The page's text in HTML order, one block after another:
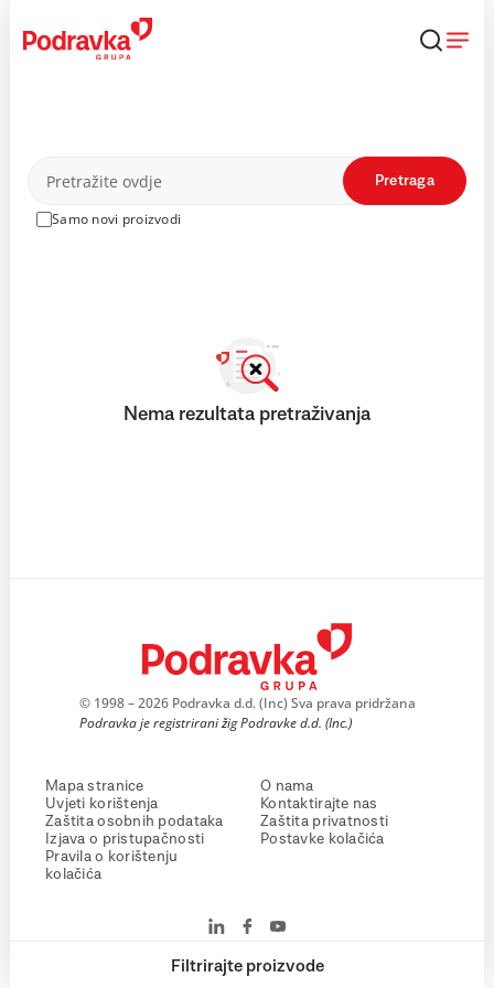
content
Proizvodi
Samo novi proizvodi
Pretraga
Filtrirajte proizvode
Nema rezultata pretraživanja
© 1998 – 2026 Podravka d.d. (Inc) Sva prava pridržana
Podravka je registrirani žig Podravke d.d. (Inc.)
Mapa stranice
Uvjeti korištenja
Zaštita osobnih podataka
Izjava o pristupačnosti
Pravila o korištenju
kolačića
O nama
Kontaktirajte nas
Zaštita privatnosti
Postavke kolačića